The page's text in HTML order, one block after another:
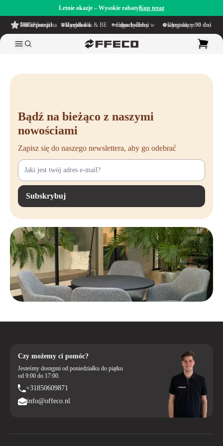
Letnie okazje – Wysokie rabatyKup teraz
4.6/5
z ponad 500 recenzji
na TrustPilot Darmowa wysyłka
w obrębie NL & BE Czas dostawy w ciągu
1–5 dni roboczych Długi okres namysłu wynoszący90 dni
Bądź na bieżąco z naszymi
nowościami
Zapisz się do naszego newslettera, aby go odebrać
Subskrybuj
Czy możemy ci pomóc?
Jesteśmy dostępni od poniedziałku do piątku
od 9:00 do 17:00.
+31850609871
info@offeco.nl